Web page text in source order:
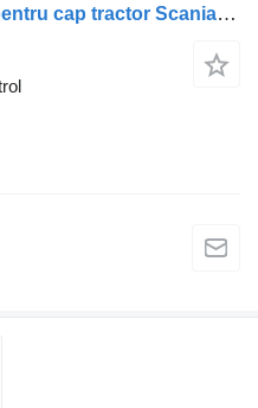
Unitate de control 1860636 pentru cap tractor Scania MODEL R